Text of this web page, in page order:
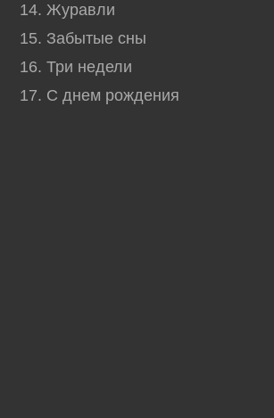
14. Журавли
15. Забытые сны
16. Три недели
17. С днем рождения